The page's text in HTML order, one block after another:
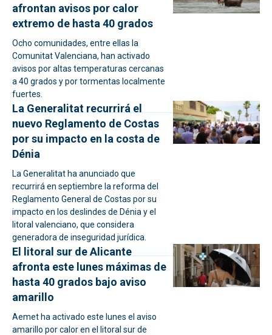
afrontan avisos por calor
extremo de hasta 40 grados
Ocho comunidades, entre ellas la
Comunitat Valenciana, han activado
avisos por altas temperaturas cercanas
a 40 grados y por tormentas localmente
fuertes.
La Generalitat recurrirá el
nuevo Reglamento de Costas
por su impacto en la costa de
Dénia
La Generalitat ha anunciado que
recurrirá en septiembre la reforma del
Reglamento General de Costas por su
impacto en los deslindes de Dénia y el
litoral valenciano, que considera
generadora de inseguridad jurídica.
El litoral sur de Alicante
afronta este lunes máximas de
hasta 40 grados bajo aviso
amarillo
Aemet ha activado este lunes el aviso
amarillo por calor en el litoral sur de